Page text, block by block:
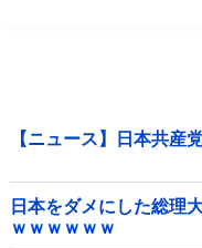
【ニュース】日本共産
日本をダメにした総理
ｗｗｗｗｗｗ